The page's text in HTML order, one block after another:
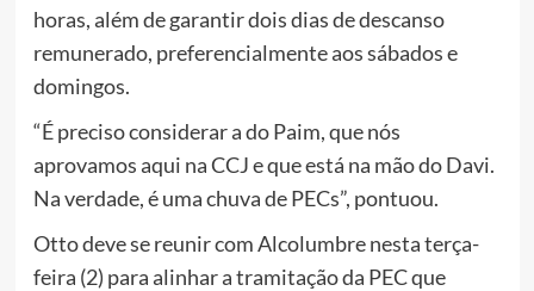
horas,além de garantir dois dias de descanso
remunerado, preferencialmente aos sábados e
domingos.
“É preciso considerar a do Paim, que nós
aprovamos aqui na CCJ e que está na mão do Davi.
Na verdade, é uma chuva de PECs”, pontuou.
Otto deve se reunir com Alcolumbre nesta terça-
feira (2) para alinhar a tramitação da PEC que